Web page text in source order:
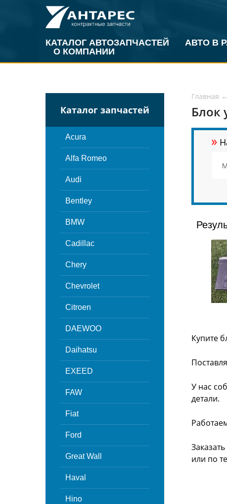
КАТАЛОГ АВТОЗАПЧАСТЕЙ АВТО В
О КОМПАНИИ
Каталог запчастей
Acura
Alfa Romeo
Audi
Bentley
BMW
Cadillac
Chery
Chevrolet
Citroen
DAEWOO
Daihatsu
EXEED
FAW
Fiat
Ford
Great Wall
Haval
Hino
Главная ←
Блок
»
Купите
У нас
детали.
или по